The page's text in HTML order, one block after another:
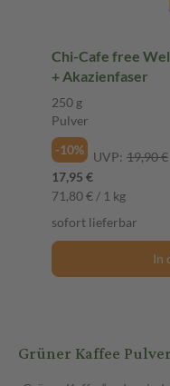
Grüner Kaffee
Chi-Cafe free
+ Akazienfaser
250 g
Pulver
-10%
UVP: 19,90 €
17,95 €
71,80 € / 1 kg
sofort lieferbar
In